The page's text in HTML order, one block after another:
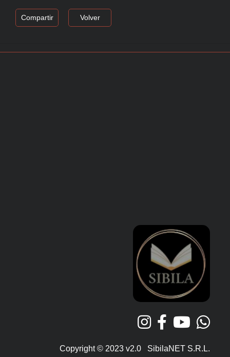
Compartir Volver
Copyright © 2023 v2.0 SibilaNET S.R.L.